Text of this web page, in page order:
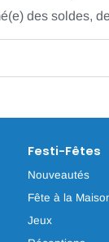
des soldes,
Festi-Fêtes
Nouveautés
Fête à la
Jeux